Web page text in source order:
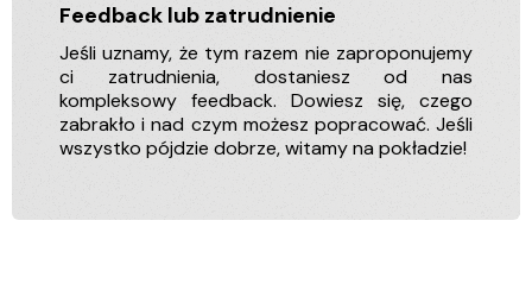
Feedback lub zatrudnienie
Jeśli uznamy, że tym razem nie zaproponujemy
ci zatrudnienia, dostaniesz od nas
kompleksowy feedback. Dowiesz się, czego
zabrakło i nad czym możesz popracować. Jeśli
wszystko pójdzie dobrze, witamy na pokładzie!